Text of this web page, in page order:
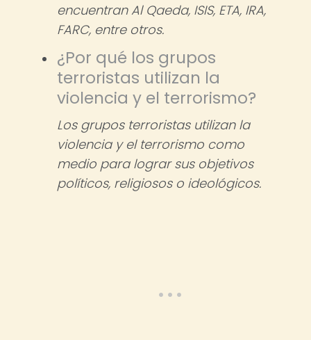
encuentran Al Qaeda, ISIS, ETA, IRA,
FARC, entre otros.
¿Por qué los grupos
terroristas utilizan la
violencia y el terrorismo?
Los grupos terroristas utilizan la
violencia y el terrorismo como
medio para lograr sus objetivos
políticos, religiosos o ideológicos.